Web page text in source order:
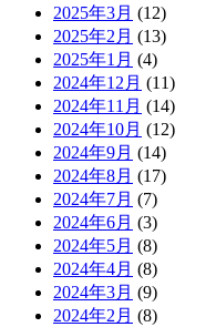
2025年3月 (12)
2025年2月 (13)
2025年1月 (4)
2024年12月 (11)
2024年11月 (14)
2024年10月 (12)
2024年9月 (14)
2024年8月 (17)
2024年7月 (7)
2024年6月 (3)
2024年5月 (8)
2024年4月 (8)
2024年3月 (9)
2024年2月 (8)